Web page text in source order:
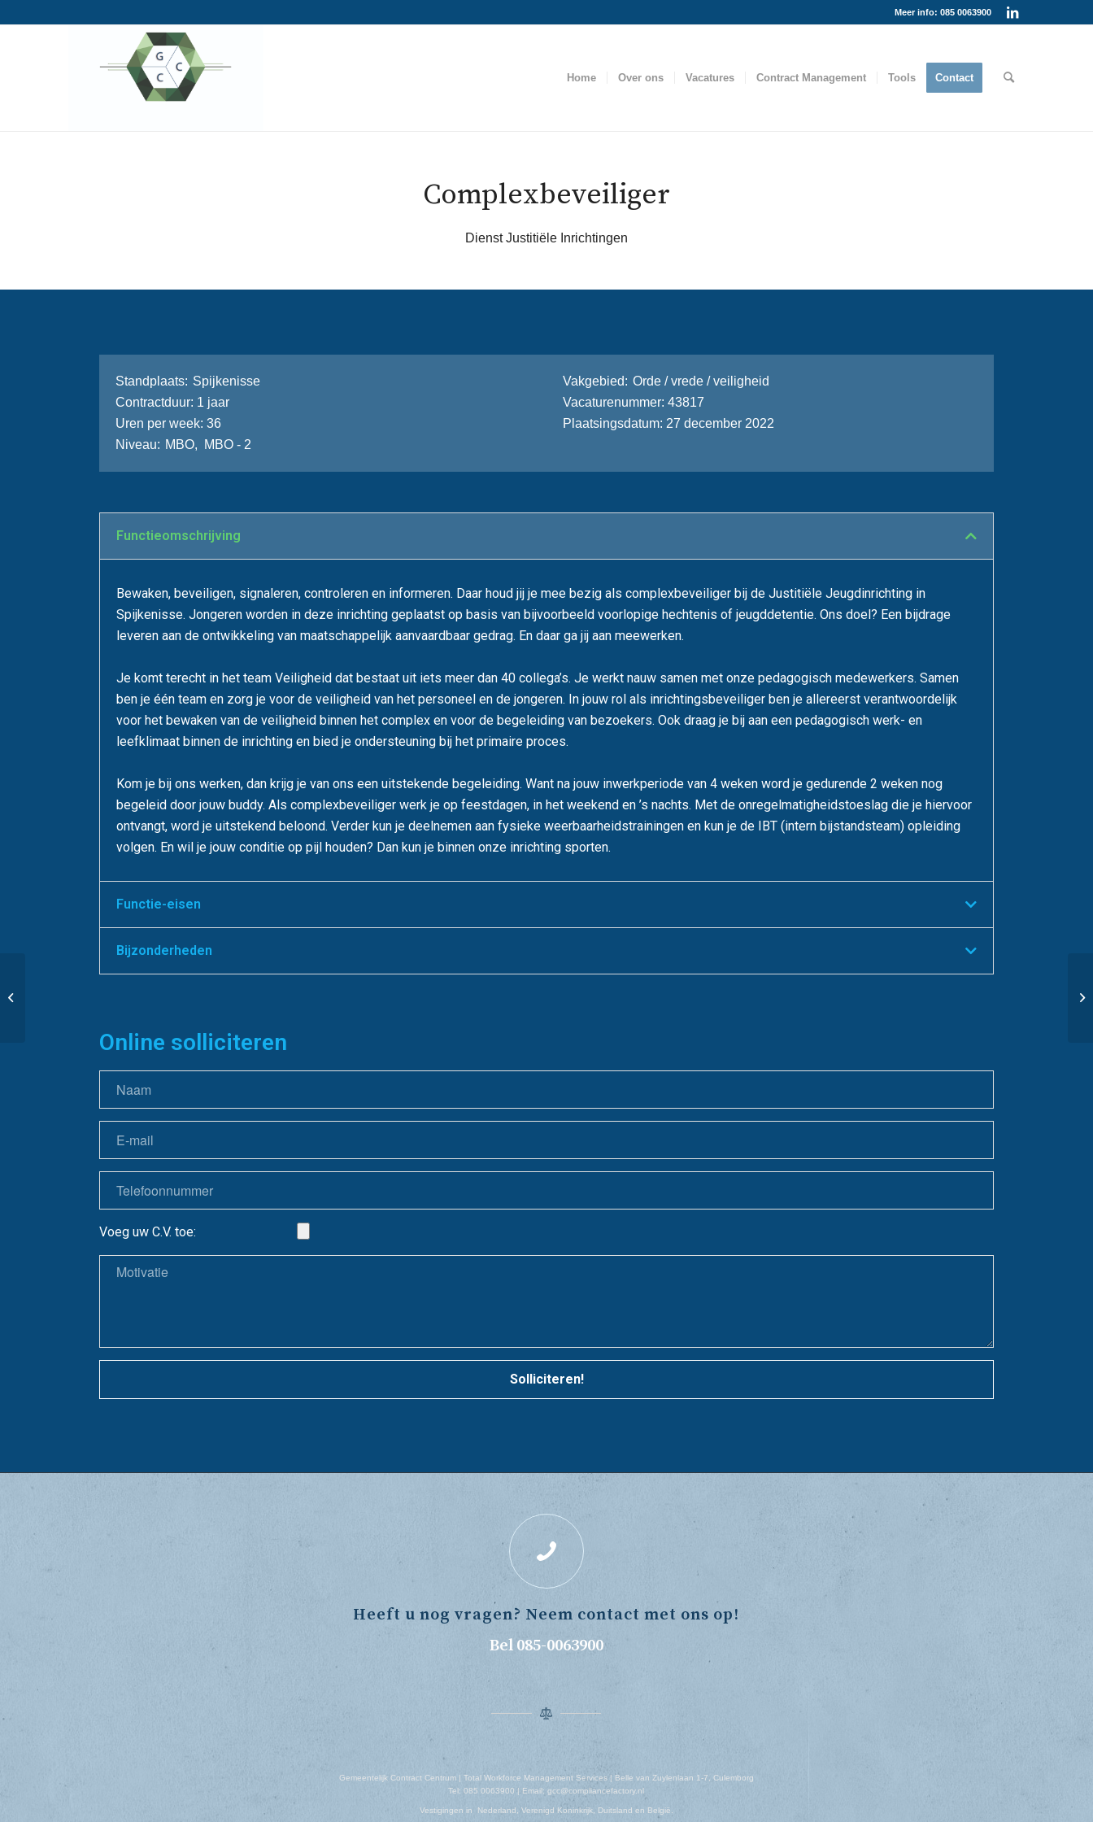
Meer info: 085 0063900
Home Over ons Vacatures Contract Management Tools Contact
Complexbeveiliger
Dienst Justitiële Inrichtingen
Stand­plaats
Spijkenisse
Contractduur 1 jaar
Uren per week 36
Niveau
MBO, MBO - 2
Vakgebied
Orde / vrede / veiligheid
Vacaturenummer 43817
Plaatsingsdatum 27 december 2022
Functie­omschrijving
Bewaken, beveiligen, signaleren, controleren en informeren. Daar houd jij je mee bezig als complexbeveiliger bij de Justitiële Jeugdinrichting in
Spijkenisse. Jongeren worden in deze inrichting geplaatst op basis van bijvoorbeeld voorlopige hechtenis of jeugddetentie. Ons doel? Een bijdrage
leveren aan de ontwikkeling van maatschappelijk aanvaardbaar gedrag. En daar ga jij aan meewerken.
Je komt terecht in het team Veiligheid dat bestaat uit iets meer dan 40 collega’s. Je werkt nauw samen met onze pedagogisch medewerkers. Samen
ben je één team en zorg je voor de veiligheid van het personeel en de jongeren. In jouw rol als inrichtingsbeveiliger ben je allereerst verantwoordelijk
voor het bewaken van de veiligheid binnen het complex en voor de begeleiding van bezoekers. Ook draag je bij aan een pedagogisch werk- en
leefklimaat binnen de inrichting en bied je ondersteuning bij het primaire proces.
Kom je bij ons werken, dan krijg je van ons een uitstekende begeleiding. Want na jouw inwerkperiode van 4 weken word je gedurende 2 weken nog
begeleid door jouw buddy. Als complexbeveiliger werk je op feestdagen, in het weekend en ’s nachts. Met de onregelmatigheidstoeslag die je hiervoor
ontvangt, word je uitstekend beloond. Verder kun je deelnemen aan fysieke weerbaarheidstrainingen en kun je de IBT (intern bijstandsteam) opleiding
volgen. En wil je jouw conditie op pijl houden? Dan kun je binnen onze inrichting sporten.
Functie-eisen
Bijzonderheden
Online solliciteren
Voeg uw C.V. toe:
Solliciteren!
Heeft u nog vragen? Neem contact met ons op!
Bel 085-0063900
Gemeentelijk Contract Centrum | Total Workforce Management Services | Belle van Zuylenlaan 1-7, Culemborg
Tel: 085 0063900 | Email: gcc@compliancefactory.nl
Vestigingen in Nederland, Verenigd Koninkrijk, Duitsland en België.